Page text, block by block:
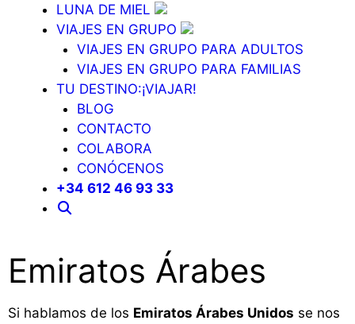
LUNA DE MIEL
VIAJES EN GRUPO
VIAJES EN GRUPO PARA ADULTOS
VIAJES EN GRUPO PARA FAMILIAS
TU DESTINO:¡VIAJAR!
BLOG
CONTACTO
COLABORA
CONÓCENOS
+34 612 46 93 33
Emiratos Árabes
Si hablamos de los Emiratos Árabes Unidos se nos